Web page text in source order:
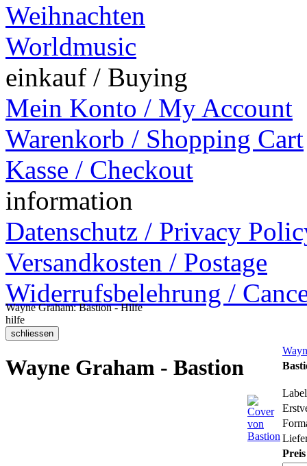
Weihnachten
Worldmusic
einkauf / Buying
Mein Konto / My Account
Warenkorb / Shopping Cart
Kasse / Checkout
information
Datenschutz / Privacy
Versandkosten / Postage
Widerrufsbelehrung /
Wayne Graham: Bastion - Hilfe
hilfe
Wayne Graham - Bastion
Label
Preis